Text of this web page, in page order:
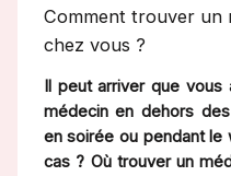
Comment trouver un
chez vous ?
Il peut arriver que
médecin en dehors
en soirée ou pendant le
cas ? Où trouver un